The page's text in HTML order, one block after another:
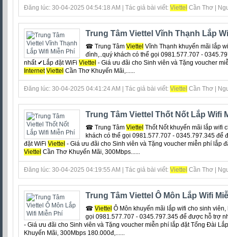
Đăng lúc: 30-04-2025 04:54:18 AM | Tác giả bài viết: Viettel Cần Thơ |
Trung Tâm Viettel Vĩnh Thạnh Lắp
☎ Trung Tâm Viettel Vĩnh Thạnh khuyến mãi lắp
đình,..quý khách có thể gọi 0981.577.707 -
nhất ✔‎Lắp đặt WiFi Viettel - Giá ưu đãi cho Sinh viên và Tặng voucher
Internet Viettel Cần Thơ Khuyến Mãi,......
Đăng lúc: 30-04-2025 04:41:24 AM | Tác giả bài viết: Viettel Cần Thơ |
Trung Tâm Viettel Thốt Nốt Lắp Wifi
☎ Trung Tâm Viettel Thốt Nốt khuyến mãi lắp wifi
khách có thể gọi 0981.577.707 - 0345.797.345
đặt WiFi Viettel - Giá ưu đãi cho Sinh viên và Tặng voucher miễn phí lắp
Viettel Cần Thơ Khuyến Mãi, 300Mbps......
Đăng lúc: 30-04-2025 04:19:55 AM | Tác giả bài viết: Viettel Cần Thơ |
Trung Tâm Viettel Ô Môn Lắp Wifi
☎ Viettel Ô Môn khuyến mãi lắp wifi cho sinh
gọi 0981.577.707 - 0345.797.345 để được hỗ trợ
- Giá ưu đãi cho Sinh viên và Tặng voucher miễn phí lắp đặt Tổng Đài
Khuyến Mãi, 300Mbps 180.000đ,......